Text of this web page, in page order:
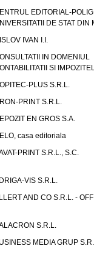
EDITORIAL-
DE STAT DIN
IVAN I.I.
IN DOMENIUL
SI
PLUS S.R.L.
PRINT S.R.L.
EN GROS S.A.
casa editoriala
PRINT S.R.L., S.C.
VIS S.R.L.
AND CO S.R.L. -
S.R.L.
MEDIA GRUP